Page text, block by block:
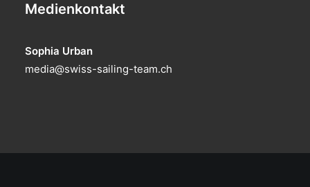
Medienkontakt
Sophia Urban
media@swiss-sailing-team.ch